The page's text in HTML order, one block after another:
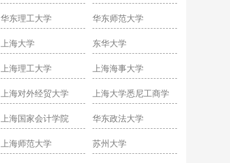
华东理工大学 华东师范大学
上海大学 东华大学
上海理工大学 上海海事大学
上海对外经贸大学
上海大学悉尼工商学
上海国家会计学院 华东政法大学
上海师范大学 苏州大学